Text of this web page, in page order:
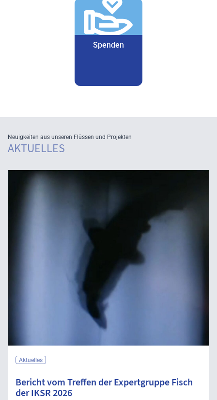
Spenden
Neuigkeiten aus unseren Flüssen und Projekten
AKTUELLES
Aktuelles
Bericht vom Treffen der Expertgruppe Fisch
der IKSR 2026